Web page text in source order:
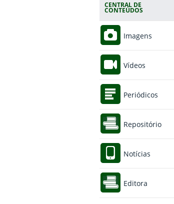
CENTRAL DE
CONTEÚDOS
Imagens
Vídeos
Periódicos
Repositório
Notícias
Editora